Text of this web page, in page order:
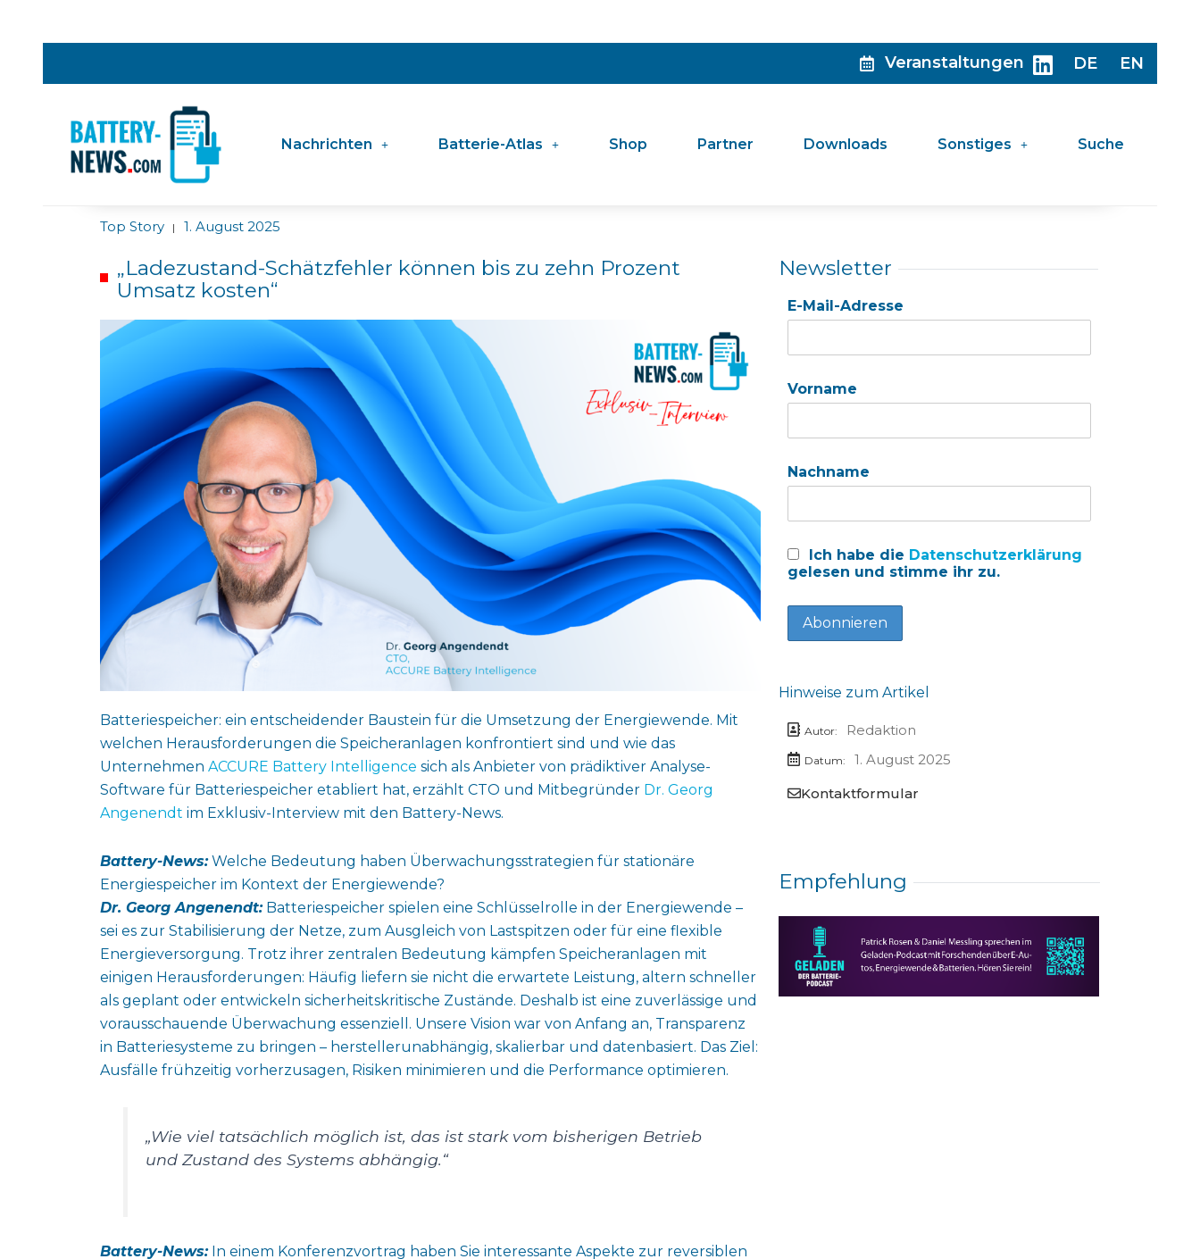
Veranstaltungen DE EN
Nachrichten Batterie-Atlas Shop Partner Downloads Sonstiges Suche
Top Story | 1. August 2025
„Ladezustand-Schätzfehler können bis zu zehn Prozent
Umsatz kosten“
Batteriespeicher: ein entscheidender Baustein für die Umsetzung der Energiewende. Mit
welchen Herausforderungen die Speicheranlagen konfrontiert sind und wie das
Unternehmen ACCURE Battery Intelligence sich als Anbieter von prädiktiver Analyse-
Software für Batteriespeicher etabliert hat, erzählt CTO und Mitbegründer Dr. Georg
Angenendt im Exklusiv-Interview mit den Battery-News.
Battery-News:Welche Bedeutung haben Überwachungsstrategien für stationäre
Energiespeicher im Kontext der Energiewende?
Dr. Georg Angenendt:Batteriespeicher spielen eine Schlüsselrolle in der Energiewende –
sei es zur Stabilisierung der Netze, zum Ausgleich von Lastspitzen oder für eine flexible
Energieversorgung. Trotz ihrer zentralen Bedeutung kämpfen Speicheranlagen mit
einigen Herausforderungen: Häufig liefern sie nicht die erwartete Leistung, altern schneller
als geplant oder entwickeln sicherheitskritische Zustände. Deshalb ist eine zuverlässige und
vorausschauende Überwachung essenziell. Unsere Vision war von Anfang an, Transparenz
in Batteriesysteme zu bringen – herstellerunabhängig, skalierbar und datenbasiert. Das Ziel:
Ausfälle frühzeitig vorherzusagen, Risiken minimieren und die Performance optimieren.
„Wie viel tatsächlich möglich ist, das ist stark vom bisherigen Betrieb
und Zustand des Systems abhängig.“
Battery-News:In einem Konferenzvortrag haben Sie interessante Aspekte zur reversiblen
Newsletter
E-Mail-Adresse
Vorname
Nachname
Ich habe die Datenschutzerklärung
gelesen und stimme ihr zu.
Hinweise zum Artikel
Autor: Redaktion
Datum:
1. August 2025
Kontaktformular
Empfehlung